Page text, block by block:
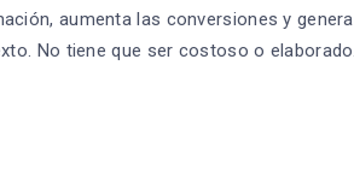
aumenta las conversiones y
No tiene que ser costoso o elaborado.